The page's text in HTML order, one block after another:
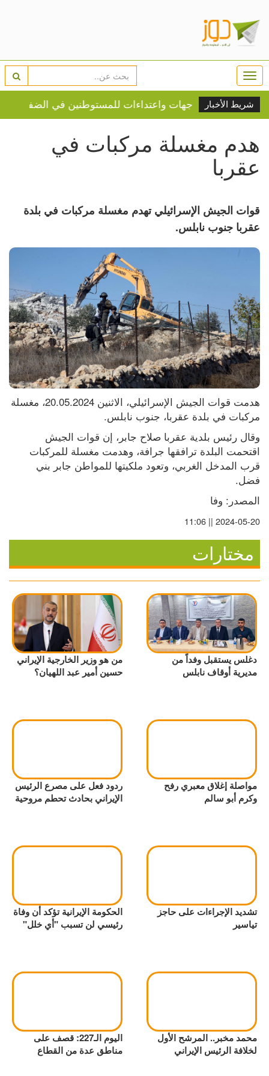
شريط الأخبارومواجهات واعتداءات للمستوطنين في الضفة
هدم مغسلة مركبات في
عقربا
قوات الجيش الإسرائيلي تهدم مغسلة مركبات في بلدة
عقربا جنوب نابلس.
مركبات في بلدة عقربا، جنوب نابلس.
فضل.
المصدر: وفا
2024-05-20 || 11:06
مختارات
دغلس يستقبل وفداً من
مديرية أوقاف نابلس
من هو وزير الخارجية الإيراني
حسين أمير عبد اللهيان؟
مواصلة إغلاق معبري رفح
وكرم أبو سالم
ردود فعل على مصرع الرئيس
الإيراني بحادث تحطم مروحية
تشديد الإجراءات على حاجز
تياسير
الحكومة الإيرانية تؤكد أن وفاة
رئيسي لن تسبب "أي خلل"
محمد مخبر.. المرشح الأول
لخلافة الرئيس الإيراني
اليوم الـ227: قصف على
مناطق عدة من القطاع